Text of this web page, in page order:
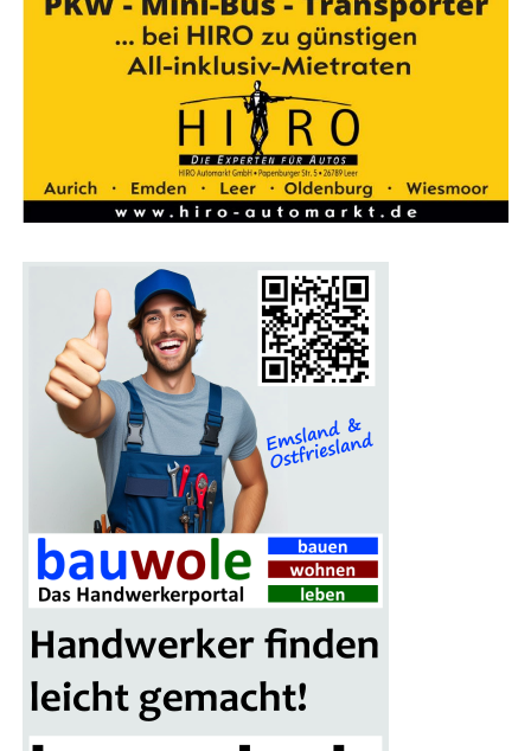
Ein Pro­gramm für die gan­ze Familie
Auch Fami­li­en kom­men auf der Bau­mes­se Lin­gen auf
ihre Kos­ten. Für Kin­der gibt es an vie­len Stän­den spe­zi­
el­le Attrak­tio­nen, die den Mes­se­be­such unter­halt­sam
gestal­ten. Das Mes­se­re­stau­rant lädt zu einer Pau­se ein,
bei der sich die Besu­cher für den wei­te­ren Rund­gang
stär­ken können.
Ein wei­te­res High­light der Mes­se ist das gro­ße Gewinn­
spiel, bei dem ein schi­cker Mitsu­bi­shi Colt als Haupt­ge­
winn winkt. Alle Besu­cher erhal­ten mit ihrer Ein­tritts­
kar­te einen Teil­nah­me-Cou­pon, der in die Los­box auf
dem Mes­se­ge­län­de ein­ge­wor­fen wer­den kann. Die Ver­lo­
sung des Haupt­prei­ses erfolgt am Ende der Bau­mes­se-
Sai­son im nächs­ten Frühjahr.